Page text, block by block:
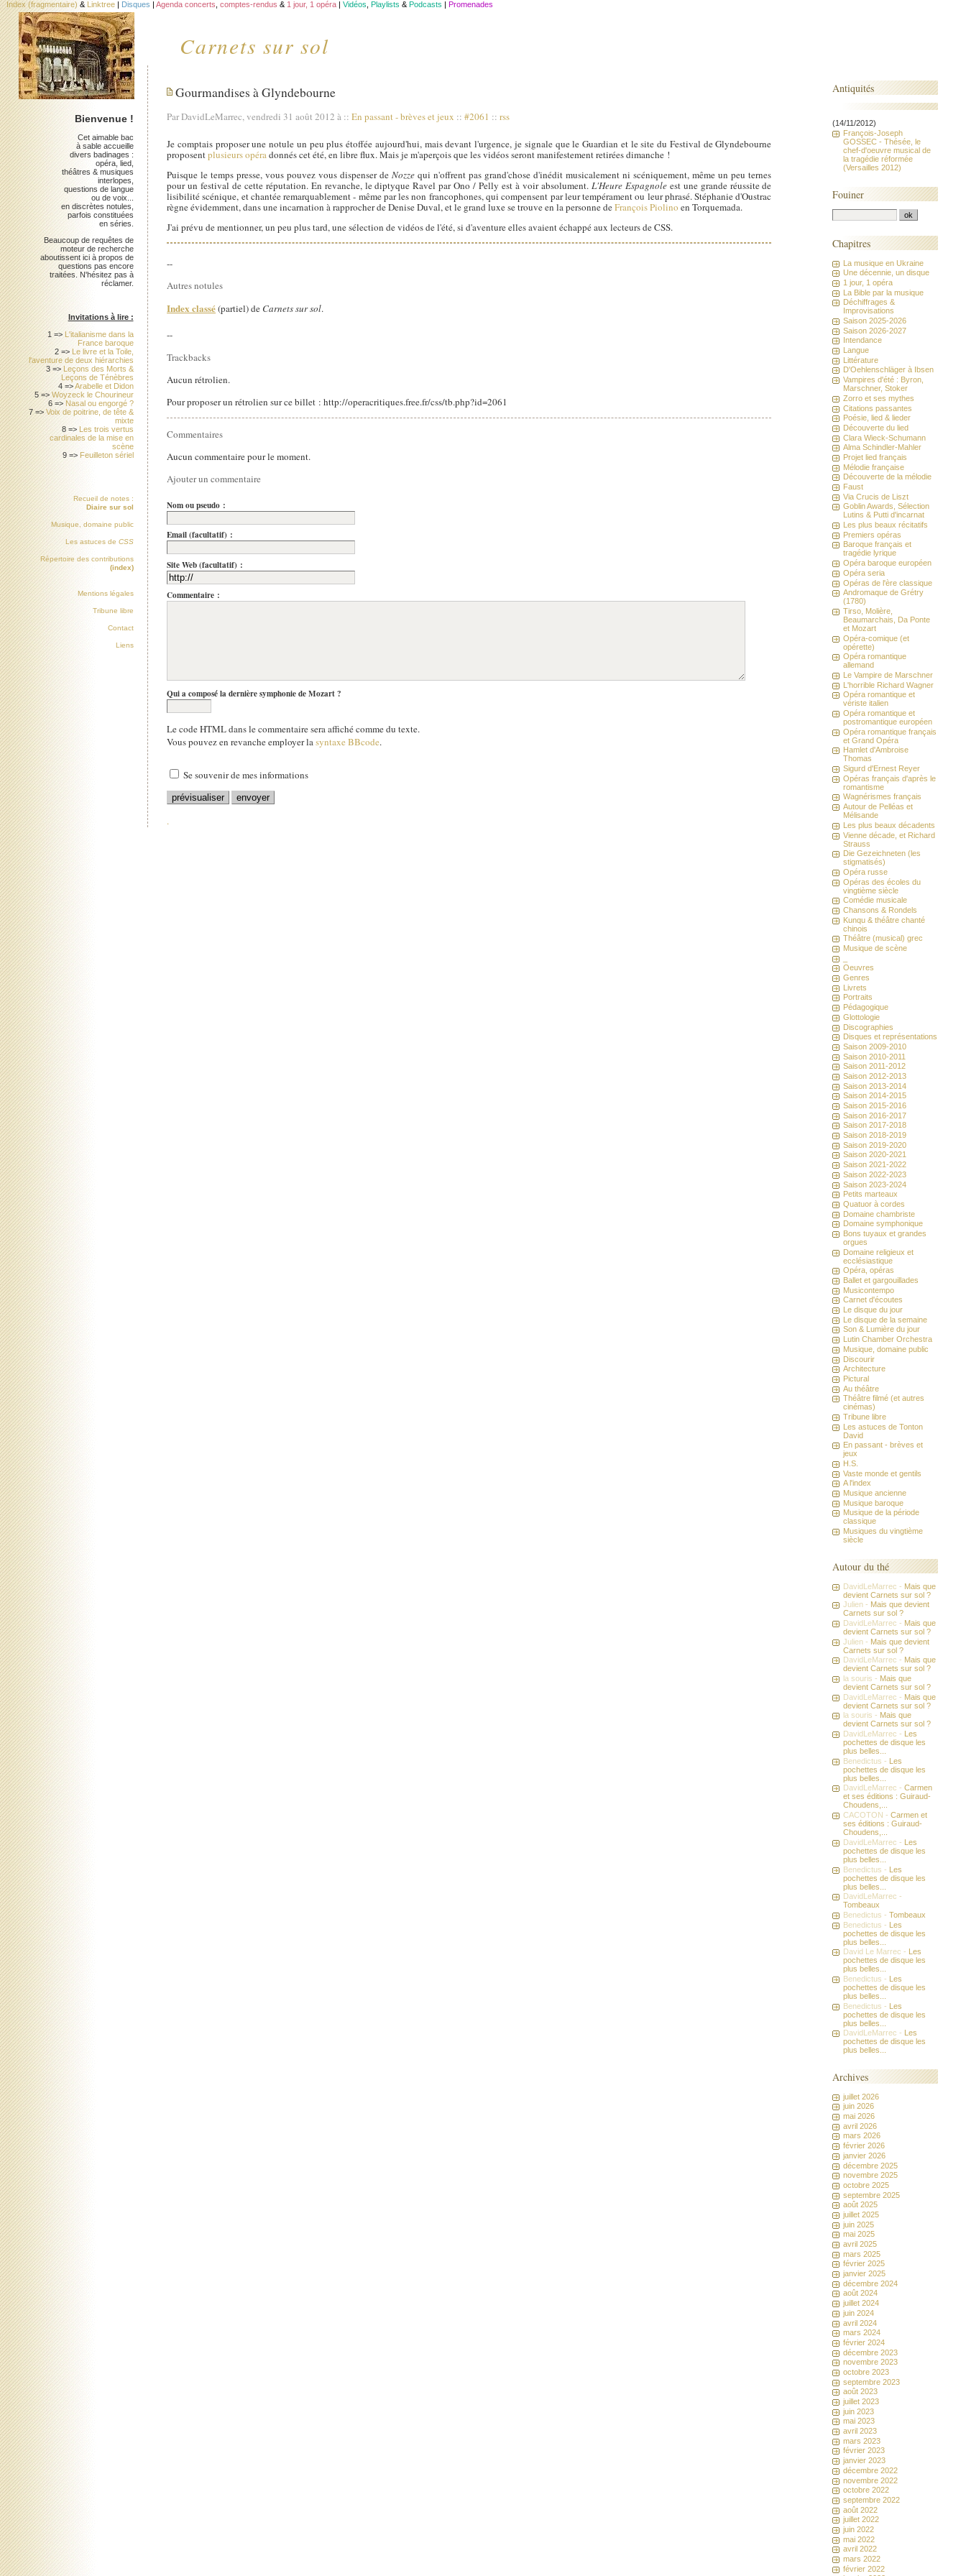
Carnets sur sol
Index (fragmentaire) & Linktree | Disques | Agenda concerts comptes-rendus & 1 jour, 1 opéra | Vidéos Playlists & Podcasts | Promenades
Gourmandises à Glyndebourne
Par DavidLeMarrec, vendredi 31 août 2012 à :: En passant - brèves et jeux :: #2061 :: rss
Je comptais proposer une notule un peu plus étoffée aujourd'hui, mais devant l'urgence, je signale que le Guardian et le site du Festival de Glyndebourne
proposentplusieurs opéradonnés cet été, en libre flux. Mais je m'aperçois que les vidéos seront manifestement retirées dimanche !
Puisque le temps presse, vous pouvez vous dispenser deNozze qui n'offrent pas grand'chose d'inédit musicalement ni scéniquement, même un peu ternes
pour un festival de cette réputation. En revanche, le diptyque Ravel par Ono / Pelly est à voir absolument. L'Heure Espagnoleest une grande réussite de
lisibilité scénique, et chantée remarquablement - même par les non francophones, qui compensent par leur tempérament ou leur phrasé. Stéphanie d'Oustrac
règne évidemment, dans une incarnation à rapprocher de Denise Duval, et le grand luxe se trouve en la personne deFrançois Piolino en Torquemada.
J'ai prévu de mentionner, un peu plus tard, une sélection de vidéos de l'été, si d'aventure elles avaient échappé aux lecteurs de CSS.
--
Autres notules
Index classé(partiel) de Carnets sur sol.
--
Trackbacks
Aucun rétrolien.
Pour proposer un rétrolien sur ce billet : http://operacritiques.free.fr/css/tb.php?id=2061
Commentaires
Aucun commentaire pour le moment.
Ajouter un commentaire
Nom ou pseudo :
Email (facultatif) :
Site Web (facultatif) :
Commentaire :
Qui a composé la dernière symphonie de Mozart ?
Le code HTML dans le commentaire sera affiché comme du texte.
Vous pouvez en revanche employer lasyntaxe BBcode.
Se souvenir de mes informations
.
Bienvenue !
Cet aimable bac
à sable accueille
divers badinages :
opéra, lied,
théâtres & musiques
interlopes,
questions de langue
ou de voix...
en discrètes notules,
parfois constituées
en séries.
Beaucoup de requêtes de
moteur de recherche
aboutissent ici à propos de
questions pas encore
traitées. N'hésitez pas à
réclamer.
Invitations à lire :
1 => L'italianisme dans la
France baroque
2 => Le livre et la Toile,
l'aventure de deux hiérarchies
3 => Leçons des Morts &
Leçons de Ténèbres
4 =>Arabelle et Didon
5 =>Woyzeck le Chourineur
6 => Nasal ou engorgé ?
7 =>Voix de poitrine, de tête &
mixte
8 => Les trois vertus
cardinales de la mise en
scène
9 => Feuilleton sériel
Recueil de notes :
Diaire sur sol
Musique, domaine public
Les astuces de CSS
Répertoire des contributions
(index)
Mentions légales
Tribune libre
Contact
Liens
Antiquités
(14/11/2012)
François-Joseph
GOSSEC - Thésée, le
chef-d'oeuvre musical de
la tragédie réformée
(Versailles 2012)
Fouiner
Chapitres
La musique en Ukraine
Une décennie, un disque
1 jour, 1 opéra
La Bible par la musique
Déchiffrages &
Improvisations
Saison 2025-2026
Saison 2026-2027
Intendance
Langue
Littérature
D'Oehlenschläger à Ibsen
Vampires d'été : Byron,
Marschner, Stoker
Zorro et ses mythes
Citations passantes
Poésie, lied & lieder
Découverte du lied
Clara Wieck-Schumann
Alma Schindler-Mahler
Projet lied français
Mélodie française
Découverte de la mélodie
Faust
Via Crucis de Liszt
Goblin Awards, Sélection
Lutins & Putti d'incarnat
Les plus beaux récitatifs
Premiers opéras
Baroque français et
tragédie lyrique
Opéra baroque européen
Opéra seria
Opéras de l'ère classique
Andromaque de Grétry
(1780)
Tirso, Molière,
Beaumarchais, Da Ponte
et Mozart
Opéra-comique (et
opérette)
Opéra romantique
allemand
Le Vampire de Marschner
L'horrible Richard Wagner
Opéra romantique et
vériste italien
Opéra romantique et
postromantique européen
Opéra romantique français
et Grand Opéra
Hamlet d'Ambroise
Thomas
Sigurd d'Ernest Reyer
Opéras français d'après le
romantisme
Wagnérismes français
Autour de Pelléas et
Mélisande
Les plus beaux décadents
Vienne décade, et Richard
Strauss
Die Gezeichneten (les
stigmatisés)
Opéra russe
Opéras des écoles du
vingtième siècle
Comédie musicale
Chansons & Rondels
Kunqu & théâtre chanté
chinois
Théâtre (musical) grec
Musique de scène
Oeuvres
Genres
Livrets
Portraits
Pédagogique
Glottologie
Discographies
Disques et représentations
Saison 2009-2010
Saison 2010-2011
Saison 2011-2012
Saison 2012-2013
Saison 2013-2014
Saison 2014-2015
Saison 2015-2016
Saison 2016-2017
Saison 2017-2018
Saison 2018-2019
Saison 2019-2020
Saison 2020-2021
Saison 2021-2022
Saison 2022-2023
Saison 2023-2024
Petits marteaux
Quatuor à cordes
Domaine chambriste
Domaine symphonique
Bons tuyaux et grandes
orgues
Domaine religieux et
ecclésiastique
Opéra, opéras
Ballet et gargouillades
Musicontempo
Carnet d'écoutes
Le disque du jour
Le disque de la semaine
Son & Lumière du jour
Lutin Chamber Orchestra
Musique, domaine public
Discourir
Architecture
Pictural
Au théâtre
Théâtre filmé (et autres
cinémas)
Tribune libre
Les astuces de Tonton
David
En passant - brèves et
jeux
H.S.
Vaste monde et gentils
A l'index
Musique ancienne
Musique baroque
Musique de la période
classique
Musiques du vingtième
siècle
Autour du thé
DavidLeMarrec - Mais que
devient Carnets sur sol ?
Julien - Mais que devient
Carnets sur sol ?
DavidLeMarrec - Mais que
devient Carnets sur sol ?
Julien - Mais que devient
Carnets sur sol ?
DavidLeMarrec - Mais que
devient Carnets sur sol ?
la souris - Mais que
devient Carnets sur sol ?
DavidLeMarrec - Mais que
devient Carnets sur sol ?
la souris - Mais que
devient Carnets sur sol ?
DavidLeMarrec - Les
pochettes de disque les
plus belles...
Benedictus - Les
pochettes de disque les
plus belles...
DavidLeMarrec -Carmen
et ses éditions : Guiraud-
Choudens,...
CACOTON -Carmen et
ses éditions : Guiraud-
Choudens,...
DavidLeMarrec - Les
pochettes de disque les
plus belles...
Benedictus - Les
pochettes de disque les
plus belles...
DavidLeMarrec -
Tombeaux
Benedictus -Tombeaux
Benedictus - Les
pochettes de disque les
plus belles...
David Le Marrec -
Les
pochettes de disque les
plus belles...
Benedictus - Les
pochettes de disque les
plus belles...
Benedictus - Les
pochettes de disque les
plus belles...
DavidLeMarrec -
Les
pochettes de disque les
plus belles...
Archives
juillet 2026
juin 2026
mai 2026
avril 2026
mars 2026
février 2026
janvier 2026
décembre 2025
novembre 2025
octobre 2025
septembre 2025
août 2025
juillet 2025
juin 2025
mai 2025
avril 2025
mars 2025
février 2025
janvier 2025
décembre 2024
août 2024
juillet 2024
juin 2024
avril 2024
mars 2024
février 2024
décembre 2023
novembre 2023
octobre 2023
septembre 2023
août 2023
juillet 2023
juin 2023
mai 2023
avril 2023
mars 2023
février 2023
janvier 2023
décembre 2022
novembre 2022
octobre 2022
septembre 2022
août 2022
juillet 2022
juin 2022
mai 2022
avril 2022
mars 2022
février 2022